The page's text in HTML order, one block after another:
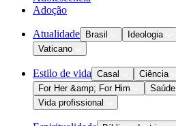
Adoção
Atualidade Brasil Ideologia
Vaticano
Estilo de vida Casal Ciência
For Her &amp; For Him
Saúde
Vida profissional